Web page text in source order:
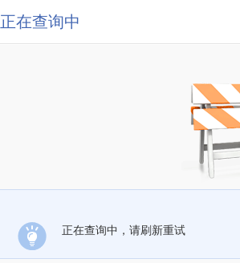
正在查询中
正在查询中，请刷新重试